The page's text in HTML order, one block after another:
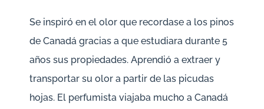
Se inspiró en el olor que recordase a los pinos
de Canadá gracias a que estudiara durante 5
años sus propiedades. Aprendió a extraer y
transportar su olor a partir de las picudas
hojas. El perfumista viajaba mucho a Canadá